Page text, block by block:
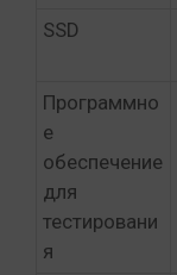
SSD
Программно
е
обеспечение
для
тестировани
я